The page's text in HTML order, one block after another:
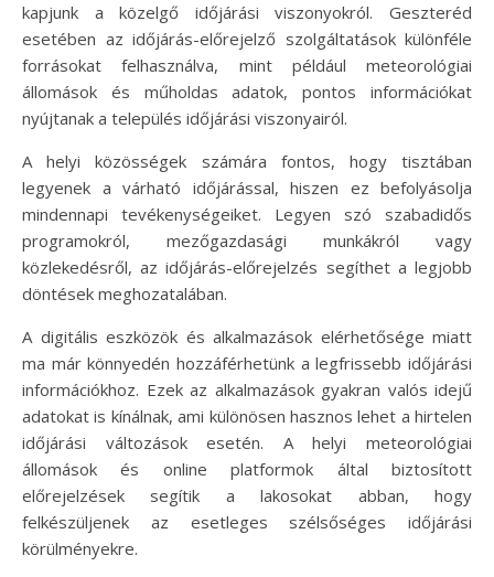
kapjunk a közelgő időjárási viszonyokról. Geszteréd
esetében az időjárás-előrejelző szolgáltatások különféle
forrásokat felhasználva, mint például meteorológiai
állomások és műholdas adatok, pontos információkat
nyújtanak a település időjárási viszonyairól.
A helyi közösségek számára fontos, hogy tisztában
legyenek a várható időjárással, hiszen ez befolyásolja
mindennapi tevékenységeiket. Legyen szó szabadidős
programokról, mezőgazdasági munkákról vagy
közlekedésről, az időjárás-előrejelzés segíthet a legjobb
döntések meghozatalában.
A digitális eszközök és alkalmazások elérhetősége miatt
ma már könnyedén hozzáférhetünk a legfrissebb időjárási
információkhoz. Ezek az alkalmazások gyakran valós idejű
adatokat is kínálnak, ami különösen hasznos lehet a hirtelen
időjárási változások esetén. A helyi meteorológiai
állomások és online platformok által biztosított
előrejelzések segítik a lakosokat abban, hogy
felkészüljenek az esetleges szélsőséges időjárási
körülményekre.